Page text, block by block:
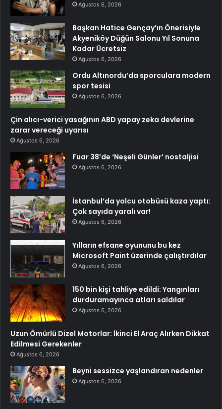
Ağustos 6, 2026
Başkan Hatice Gençay’ın Önerisiyle
Akyeniköy Düğün Salonu Yıl Sonuna
Kadar Ücretsiz
Ağustos 6, 2026
Ordu Altınordu’da sporculara modern
spor tesisi
Ağustos 6, 2026
Çin alıcı-verici yasağının ABD yapay zeka devlerine
zarar vereceği uyarısı
Ağustos 6, 2026
Fuar 38’de ‘Neşeli Günler’ nostaljisi
Ağustos 6, 2026
İstanbul’da yolcu otobüsü kaza yaptı:
Çok sayıda yaralı var!
Ağustos 6, 2026
Yılların efsane oyununu bu kez
Microsoft Paint üzerinde çalıştırdılar
Ağustos 6, 2026
150 bin kişi tahliye edildi: Yangınları
durduramayınca atları saldılar
Ağustos 6, 2026
Uzun Ömürlü Dizel Motorlar: İkinci El Araç Alırken Dikkat
Edilmesi Gerekenler
Ağustos 6, 2026
Beyni sessizce yaşlandıran nedenler
Ağustos 6, 2026